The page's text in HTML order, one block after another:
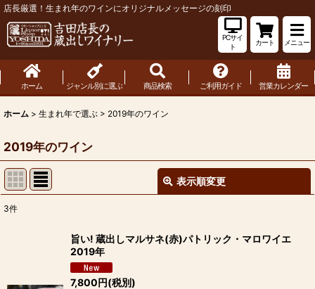
店長厳選！生まれ年のワインにオリジナルメッセージの刻印
PCサイ
ト
カート メニュー
ホーム ジャンル別に選ぶ 商品検索 ご利用ガイド 営業カレンダー
ホーム > 生まれ年で選ぶ > 2019年のワイン
2019年のワイン
表示順変更
3件
旨い! 蔵出しマルサネ(赤)パトリック・マロワイエ
2019年
7,800円(税別)